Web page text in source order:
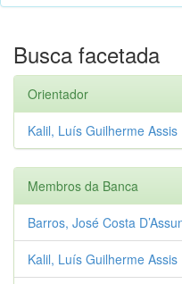
Busca facetada
Orientador
Kalil, Luís Guilherme Assis
Membros da Banca
Barros, José Costa
Kalil, Luís Guilherme Assis